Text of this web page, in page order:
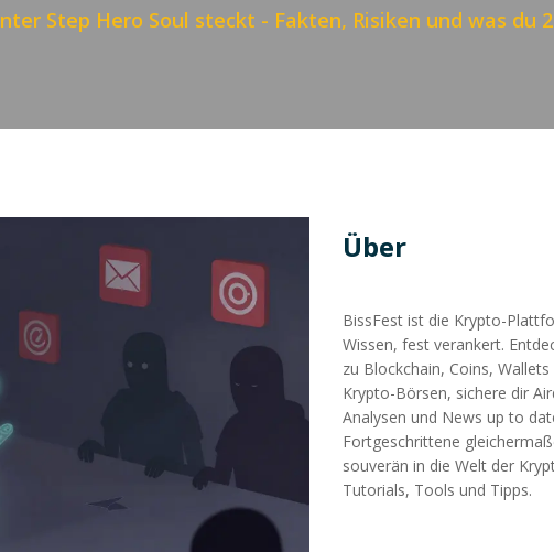
Step Hero Soul steckt - Fakten, Risiken und was du
Über
BissFest ist die Krypto-
Wissen, fest verankert.
zu Blockchain, Coins,
Krypto-Börsen, sichere dir
Analysen und News up to
Fortgeschrittene
souverän in die Welt der
Tutorials, Tools und Tipps.